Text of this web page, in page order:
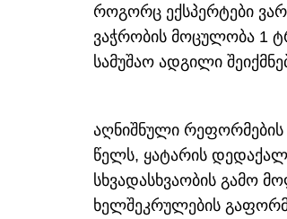
როგორც ექსპერტები
ვაჭრობის მოცულობა 1
სამუშაო ადგილი
აღნიშნული რეფორმების
წელს, ყატარის
სხვადასხვაობის გამო
ხელშეკრულების